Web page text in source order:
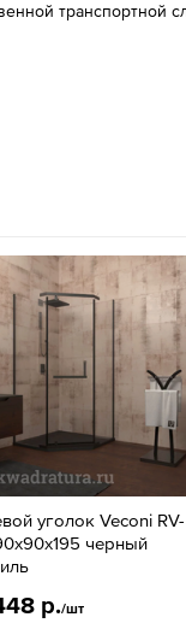
уголок Veconi RV-
черный
р./шт